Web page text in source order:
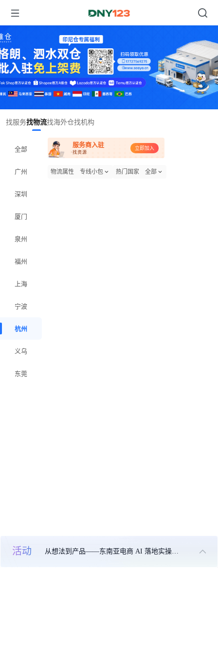
活动
找服务找物流找海外仓找机构
全部
广州
深圳
厦门
泉州
福州
上海
宁波
杭州
义乌
东莞
服务商入驻
·找资源
立即加入
物流属性 专线小包 热门国家 全部